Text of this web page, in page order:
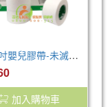
3M 1吋嬰兒膠帶-未滅菌 (1捲)
加入購物車